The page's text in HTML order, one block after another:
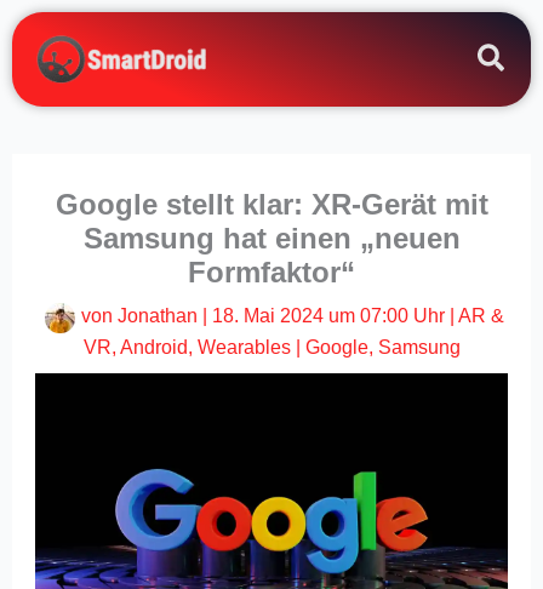
Zum
Inhalt
springen
Google stellt klar: XR-Gerät mit
Samsung hat einen „neuen
Formfaktor“
von Jonathan 18. Mai 2024 um 07:00 Uhr
AR &
VR, Android, Wearables| Google, Samsung